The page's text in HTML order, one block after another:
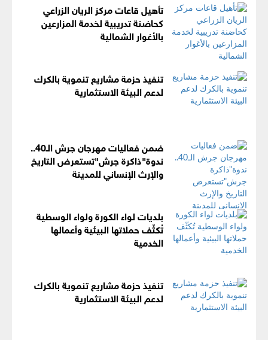
تأهيل قاعات مركز الريان الزراعي
كحاضنة تدريبية لخدمة المزارعين
بالأغوار الشمالية
تنفيذ حزمة مشاريع تنموية بالكرك
لدعم البيئة الاستثمارية
ضمن فعاليات مهرجان جرش الـ40..
ندوة"ذاكرة جرش"تستعرض التاريخ
والإرث الإنساني للمدينة
بلديات لواء الكورة ولواء الوسطية
تُكثّف حملاتها البيئية وأعمالها
الخدمية
تنفيذ حزمة مشاريع تنموية بالكرك
لدعم البيئة الاستثمارية